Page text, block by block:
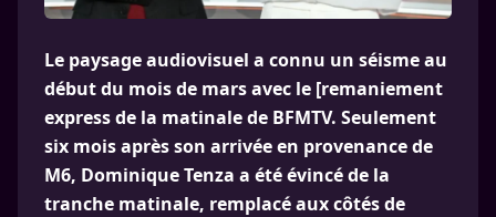
Le paysage audiovisuel a connu un séisme au
début du mois de mars avec le [remaniement
express de la matinale de BFMTV. Seulement
six mois après son arrivée en provenance de
M6, Dominique Tenza a été évincé de la
tranche matinale, remplacé aux côtés de